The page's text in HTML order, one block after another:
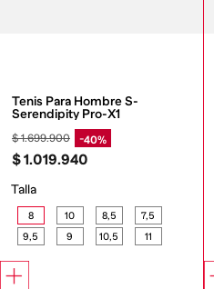
Tenis Para Hombre S-
Serendipity Pro-X1
$1.699.900 40%
$1.019.940
Talla
8 10 8,5
7,5
9,5
9 10,5 11